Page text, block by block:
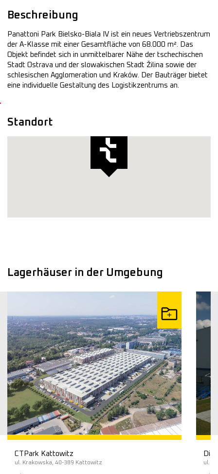
Beschreibung
Panattoni Park Bielsko-Biala IV ist ein neues Vertriebszentrum
der A-Klasse mit einer Gesamtfläche von 68.000 m². Das
Objekt befindet sich in unmittelbarer Nähe der tschechischen
Stadt Ostrava und der slowakischen Stadt Žilina sowie der
schlesischen Agglomeration und Kraków. Der Bauträger bietet
eine individuelle Gestaltung des Logistikzentrums an.
Standort
Lagerhäuser in der Umgebung
CTPark Kattowitz
ul. Krakowska, 40-389 Kattowitz ul.